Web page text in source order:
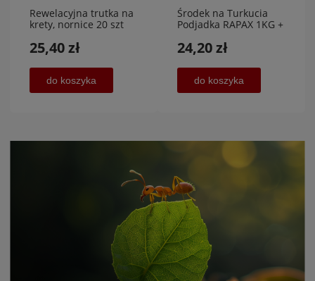
Rewelacyjna trutka na
krety, nornice 20 szt
25,40 zł
do koszyka
Środek na Turkucia
Podjadka RAPAX 1KG +
24,20 zł
do koszyka